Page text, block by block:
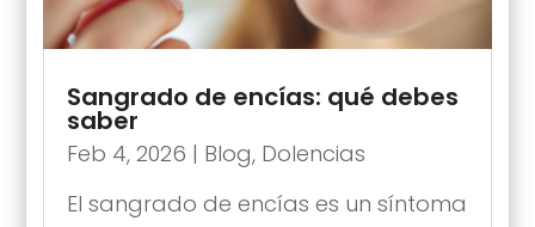
Sangrado de encías: qué debes
saber
Feb 4, 2026 | Blog, Dolencias
El sangrado de encías es un síntoma